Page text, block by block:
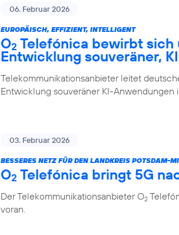
06. Februar 2026
EUROPÄISCH, EFFIZIENT, INTELLIGENT
O2 Telefónica bewirbt sich
Entwicklung souveräner,
Telekommunikationsanbieter leitet
Entwicklung souveräner KI-Anwendungen
03. Februar 2026
BESSERES NETZ FÜR DEN LANDKREIS POTSDAM-
O2 Telefónica bringt 5G
Der Telekommunikationsanbieter O2
voran.